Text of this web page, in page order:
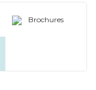
Brochures